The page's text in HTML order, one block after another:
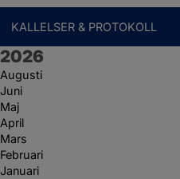
KALLELSER & PROTOKOLL
År:
2026
Augusti
Juni
Maj
April
Mars
Februari
Januari